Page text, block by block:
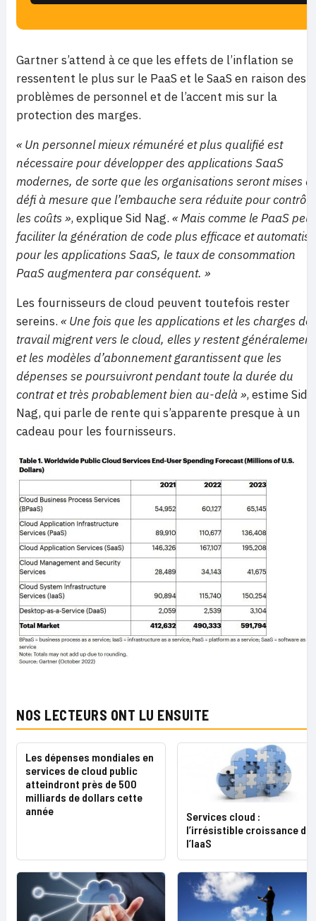
Gartner s’attend à ce que les effets de l’inflation se
ressentent le plus sur le PaaS et le SaaS en raison des
problèmes de personnel et de l’accent mis sur la
protection des marges.
« Un personnel mieux rémunéré et plus qualifié est
nécessaire pour développer des applications SaaS
modernes, de sorte que les organisations seront mises
défi à mesure que l’embauche sera réduite pour
les coûts », explique Sid Nag. « Mais comme le PaaS peut
faciliter la génération de code plus efficace et
pour les applications SaaS, le taux de consommation
PaaS augmentera par conséquent. »
Les fournisseurs de cloud peuvent toutefois rester
sereins. « Une fois que les applications et les charges de
travail migrent vers le cloud, elles y restent
et les modèles d’abonnement garantissent que les
dépenses se poursuivront pendant toute la durée du
contrat et très probablement bien au-delà », estime Sid
Nag, qui parle de rente qui s’apparente presque à un
cadeau pour les fournisseurs.
NOS LECTEURS ONT LU ENSUITE
Les dépenses mondiales en
services de cloud public
atteindront près de 500
milliards de dollars cette
année
Services cloud :
l’irrésistible croissance de
l’IaaS